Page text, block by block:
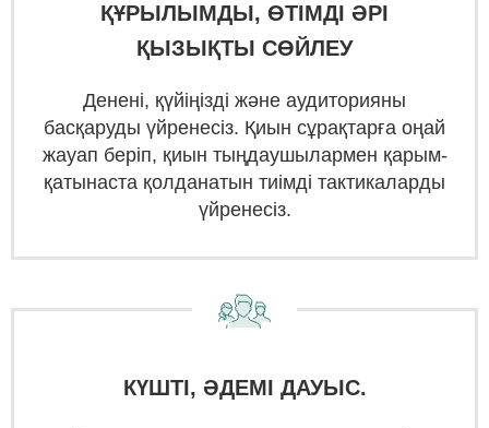
ҚҰРЫЛЫМДЫ, ӨТІМДІ ӘРІ
ҚЫЗЫҚТЫ СӨЙЛЕУ
Денені, қүйіңізді және аудиторияны
басқаруды үйренесіз. Қиын сұрақтарға оңай
жауап беріп, қиын тыңдаушылармен қарым-
қатынаста қолданатын тиімді тактикаларды
үйренесіз.
КҮШТІ, ӘДЕМІ ДАУЫС.